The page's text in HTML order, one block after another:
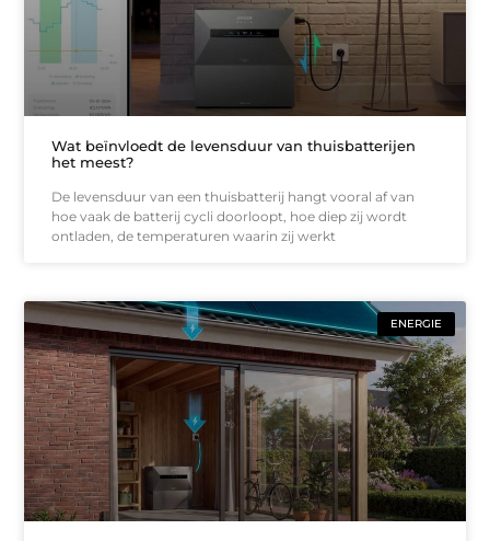
Wat beïnvloedt de levensduur van thuisbatterijen
het meest?
De levensduur van een thuisbatterij hangt vooral af van
hoe vaak de batterij cycli doorloopt, hoe diep zij wordt
ontladen, de temperaturen waarin zij werkt
ENERGIE